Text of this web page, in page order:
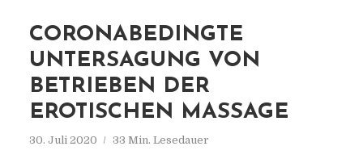
CORONABEDINGTE
UNTERSAGUNG VON
BETRIEBEN DER
EROTISCHEN MASSAGE
30. Juli 2020 33 Min. Lesedauer